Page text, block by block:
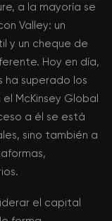
a la mayoría se
Valley: un
y un cheque de
Hoy en día,
ha superado los
el McKinsey Global
a él se está
sino también a
el capital